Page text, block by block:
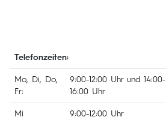
Telefonzeiten:
Mo, Di, Do,
Fr:
9:00-12:00 Uhr und 14:00-
16:00 Uhr
Mi 9:00-12:00 Uhr